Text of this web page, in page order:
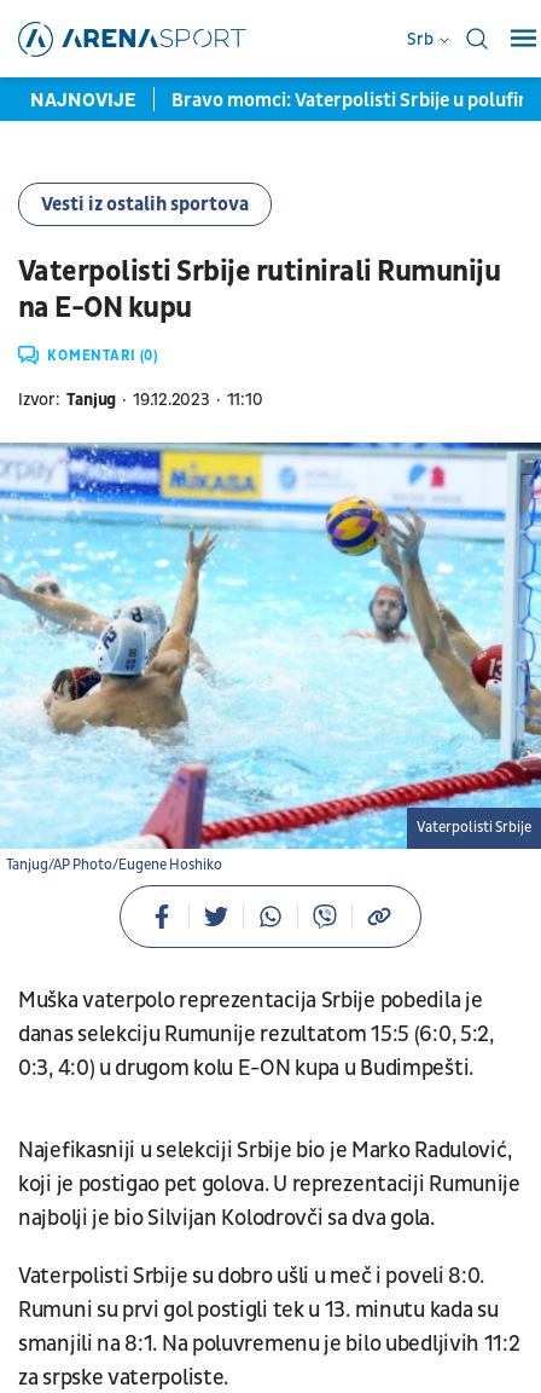
Srb
NAJNOVIJE
"Orlova" Bravo momci: Vaterpolisti Srbije u
Vesti iz ostalih sportova
Vaterpolisti Srbije rutinirali Rumuniju
na E-ON kupu
KOMENTARI (0)
Izvor: Tanjug 19.12.2023 11:10
Tanjug/AP Photo/Eugene Hoshiko
Vaterpolisti Srbije
Muška vaterpolo reprezentacija Srbije pobedila je
danas selekciju Rumunije rezultatom 15:5 (6:0, 5:2,
0:3, 4:0) u drugom kolu E-ON kupa u Budimpešti.
Najefikasniji u selekciji Srbije bio je Marko Radulović,
koji je postigao pet golova. U reprezentaciji Rumunije
najbolji je bio Silvijan Kolodrovči sa dva gola.
Vaterpolisti Srbije su dobro ušli u meč i poveli 8:0.
Rumuni su prvi gol postigli tek u 13. minutu kada su
smanjili na 8:1. Na poluvremenu je bilo ubedljivih 11:2
za srpske vaterpoliste.